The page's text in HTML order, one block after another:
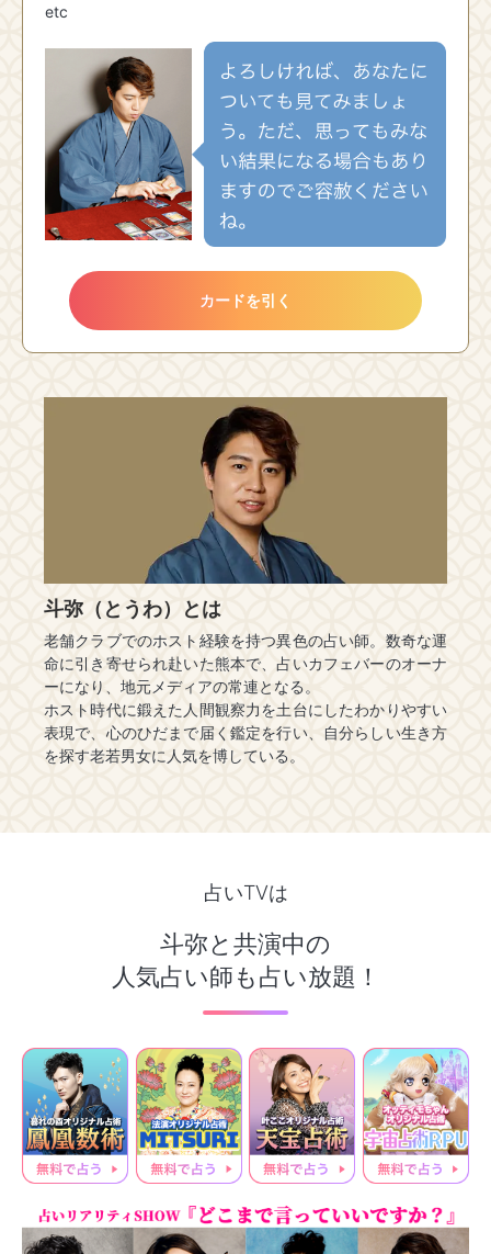
etc
カードを引く
斗弥（とうわ）とは
老舗クラブでのホスト経験を持つ異色の占い師。数奇な運
命に引き寄せられ赴いた熊本で、占いカフェバーのオーナ
ーになり、地元メディアの常連となる。
ホスト時代に鍛えた人間観察力を土台にしたわかりやすい
表現で、心のひだまで届く鑑定を行い、自分らしい生き方
を探す老若男女に人気を博している。
占いTVは
斗弥と共演中の
人気占い師も占い放題！